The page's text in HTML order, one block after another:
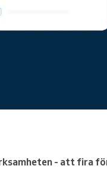
- att fira